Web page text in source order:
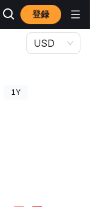
登録
USD
1Y